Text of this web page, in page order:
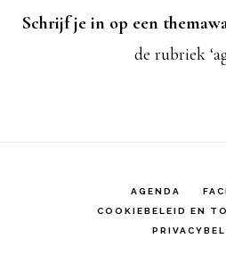
Schrijf je in op een
de rubriek
AGENDA
COOKIEBELEID EN